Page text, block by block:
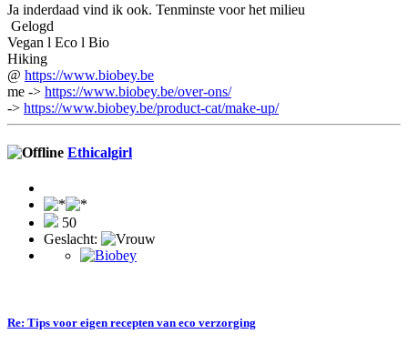
Ja inderdaad vind ik ook. Tenminste voor het milieu
Gelogd
Vegan l Eco l Bio
Hiking
@ https://www.biobey.be
me -> https://www.biobey.be/over-ons/
-> https://www.biobey.be/product-cat/make-up/
Ethicalgirl
50
Geslacht:
Re: Tips voor eigen recepten van eco verzorging